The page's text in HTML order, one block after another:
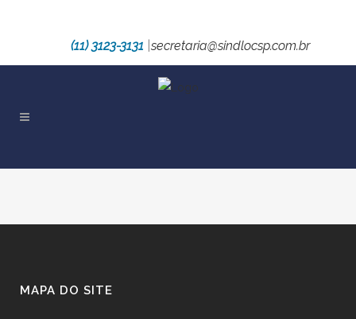
(11) 3123-3131 secretaria@sindlocsp.com.br
MAPA DO SITE